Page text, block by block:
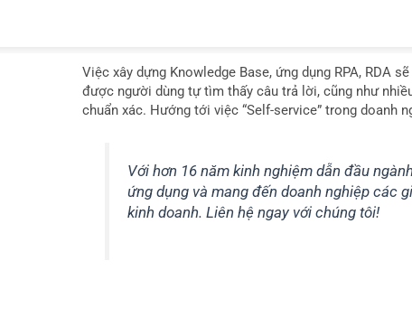
Nhà hàng điền form => RDA xử lý => Tạo Ticket trên
Nhà hàng điền form => RPA xử lý => Tạo ticket trên
Việc xây dựng Knowledge Base, ứng dụng RPA, RDA
được người dùng tự tìm thấy câu trả lời, cũng như
chuẩn xác. Hướng tới việc “Self-service” trong doanh
Với hơn 16 năm kinh nghiệm dẫn đầu
ứng dụng và mang đến doanh nghiệp các
kinh doanh. Liên hệ ngay với chúng tôi!